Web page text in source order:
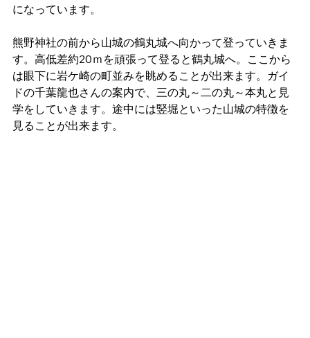
になっています。
熊野神社の前から山城の鶴丸城へ向かって登っていきま
す。高低差約20ｍを頑張って登ると鶴丸城へ。ここから
は眼下に岩ケ崎の町並みを眺めることが出来ます。ガイ
ドの千葉龍也さんの案内で、三の丸～二の丸～本丸と見
学をしていきます。途中には竪堀といった山城の特徴を
見ることが出来ます。